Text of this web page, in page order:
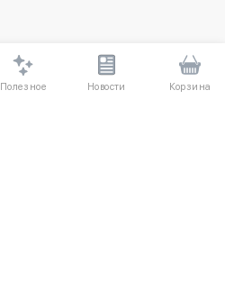
Полезное Новости Корзина